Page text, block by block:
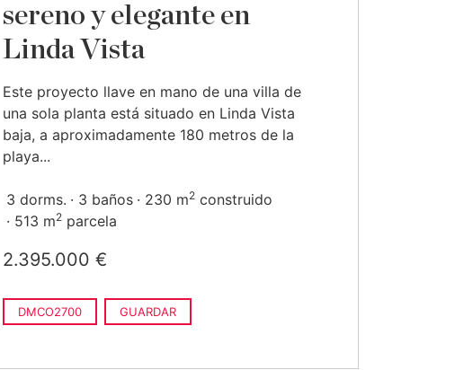
sereno y elegante en
Linda Vista
Este proyecto llave en mano de una villa de
una sola planta está situado en Linda Vista
baja, a aproximadamente 180 metros de la
playa...
3 dorms. 3 baños 230 m2 construido
513 m2 parcela
2.395.000 €
DMCO2700 GUARDAR